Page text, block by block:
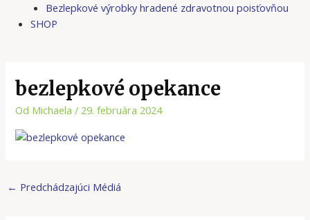
Bezlepkové výrobky hradené zdravotnou poisťovňou
SHOP
bezlepkové opekance
Od Michaela/ 29. februára 2024
← Predchádzajúci Médiá